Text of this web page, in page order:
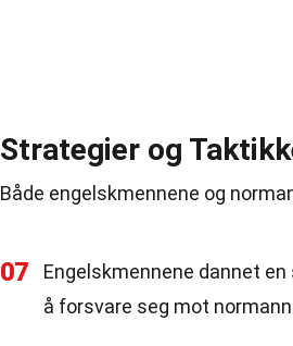
Strategier og
Både engelskmennene og
07
Engelskmennene dannet
å forsvare seg mot